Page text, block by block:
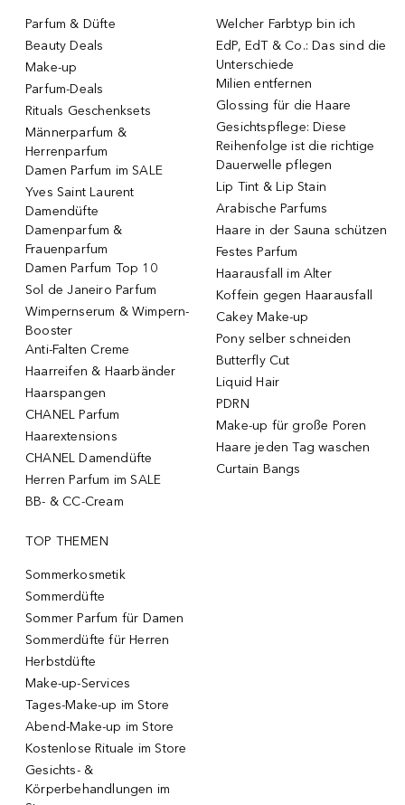
Parfum & Düfte
Beauty Deals
Make-up
Parfum-Deals
Rituals Geschenksets
Männerparfum &
Herrenparfum
Damen Parfum im SALE
Yves Saint Laurent
Damendüfte
Damenparfum &
Frauenparfum
Damen Parfum Top 10
Sol de Janeiro Parfum
Wimpernserum & Wimpern-
Booster
Anti-Falten Creme
Haarreifen & Haarbänder
Haarspangen
CHANEL Parfum
Haarextensions
CHANEL Damendüfte
Herren Parfum im SALE
BB- & CC-Cream
Welcher Farbtyp bin ich
EdP, EdT & Co.: Das sind die
Unterschiede
Milien entfernen
Glossing für die Haare
Gesichtspflege: Diese
Reihenfolge ist die richtige
Dauerwelle pflegen
Lip Tint & Lip Stain
Arabische Parfums
Haare in der Sauna schützen
Festes Parfum
Haarausfall im Alter
Koffein gegen Haarausfall
Cakey Make-up
Pony selber schneiden
Butterfly Cut
Liquid Hair
PDRN
Make-up für große Poren
Haare jeden Tag waschen
Curtain Bangs
TOP THEMEN
Sommerkosmetik
Sommerdüfte
Sommer Parfum für Damen
Sommerdüfte für Herren
Herbstdüfte
Make-up-Services
Tages-Make-up im Store
Abend-Make-up im Store
Kostenlose Rituale im Store
Gesichts- &
Körperbehandlungen im